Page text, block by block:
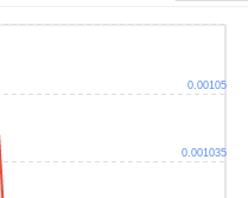
0.001035
0.00105